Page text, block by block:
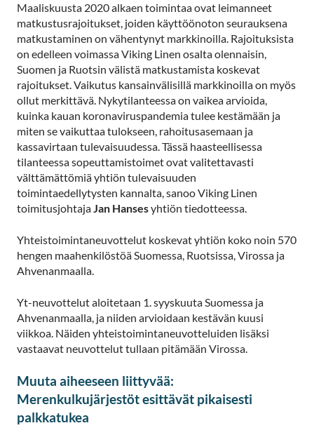
Maaliskuusta 2020 alkaen toimintaa ovat leimanneet
matkustusrajoitukset, joiden käyttöönoton seurauksena
matkustaminen on vähentynyt markkinoilla. Rajoituksista
on edelleen voimassa Viking Linen osalta olennaisin,
Suomen ja Ruotsin välistä matkustamista koskevat
rajoitukset. Vaikutus kansainvälisillä markkinoilla on myös
ollut merkittävä. Nykytilanteessa on vaikea arvioida,
kuinka kauan koronaviruspandemia tulee kestämään ja
miten se vaikuttaa tulokseen, rahoitusasemaan ja
kassavirtaan tulevaisuudessa. Tässä haasteellisessa
tilanteessa sopeuttamistoimet ovat valitettavasti
välttämättömiä yhtiön tulevaisuuden
toimintaedellytysten kannalta, sanoo Viking Linen
toimitusjohtajaJan Hansesyhtiön tiedotteessa.
Yhteistoimintaneuvottelut koskevat yhtiön koko noin 570
hengen maahenkilöstöä Suomessa, Ruotsissa, Virossa ja
Ahvenanmaalla.
Yt-neuvottelut aloitetaan 1. syyskuuta Suomessa ja
Ahvenanmaalla, ja niiden arvioidaan kestävän kuusi
viikkoa. Näiden yhteistoimintaneuvotteluiden lisäksi
vastaavat neuvottelut tullaan pitämään Virossa.
Muuta aiheeseen liittyvää:
Merenkulkujärjestöt esittävät pikaisesti
palkkatukea